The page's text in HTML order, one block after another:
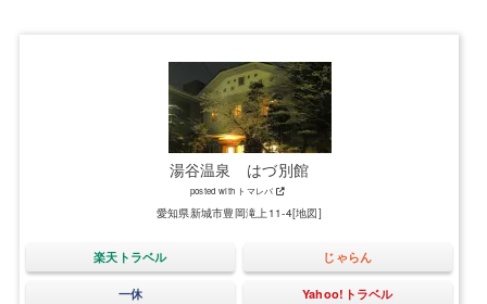
湯谷温泉 はづ別館
posted with トマレバ
愛知県新城市豊岡滝上11-4[地図]
楽天トラベル じゃらん
一休 Yahoo!トラベル